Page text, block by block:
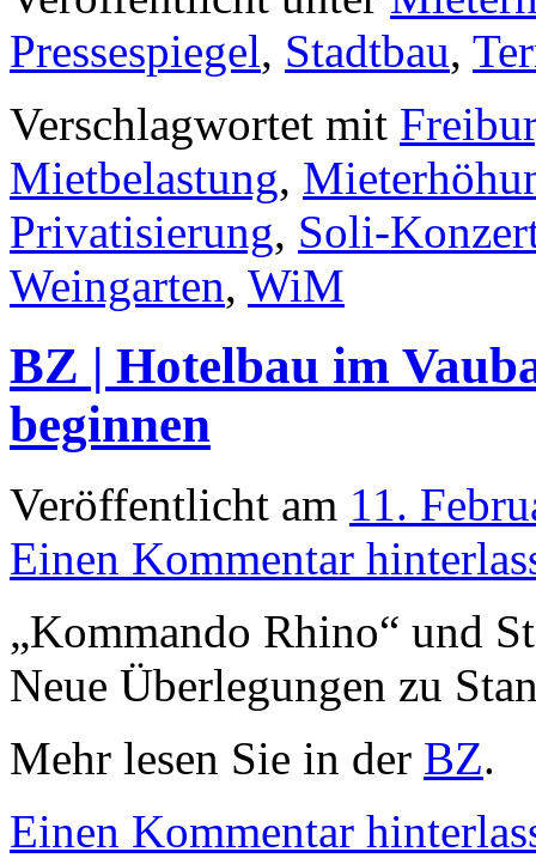
Pressespiegel, Stadtbau,
Verschlagwortet mit
Mietbelastung,
Privatisierung, Soli-
Weingarten, WiM
BZ | Hotelbau im
beginnen
Veröffentlicht am 11.
Einen Kommentar
„Kommando Rhino“ und
Neue Überlegungen zu
Mehr lesen Sie in der BZ.
Einen Kommentar